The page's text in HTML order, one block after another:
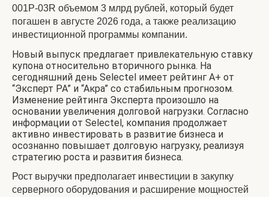
001P-03R объемом 3 млрд рублей, который будет
погашен в августе 2026 года, а также реализацию
инвестиционной программы компании.
Новый выпуск предлагает привлекательную ставку
купона относительно вторичного рынка. На
сегодняшний день Selectel имеет рейтинг A+ от
“Эксперт РА” и “Акра” со стабильным прогнозом.
Изменение рейтинга Эксперта произошло на
основании увеличения долговой нагрузки. Согласно
информации от Selectel, компания продолжает
активно инвестировать в развитие бизнеса и
осознанно повышает долговую нагрузку, реализуя
стратегию роста и развития бизнеса.
Рост выручки предполагает инвестиции в закупку
серверного оборудования и расширение мощностей